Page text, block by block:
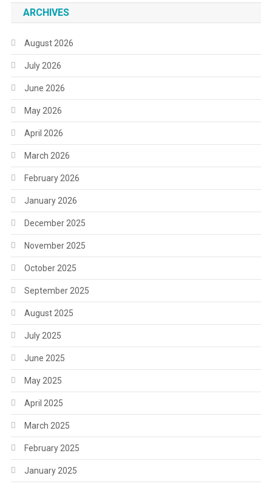
ARCHIVES
August 2026
July 2026
June 2026
May 2026
April 2026
March 2026
February 2026
January 2026
December 2025
November 2025
October 2025
September 2025
August 2025
July 2025
June 2025
May 2025
April 2025
March 2025
February 2025
January 2025